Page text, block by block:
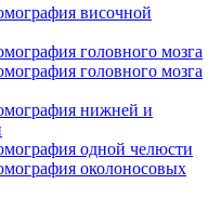
височной
головного мозга
головного мозга
нижней и
одной челюсти
околоносовых